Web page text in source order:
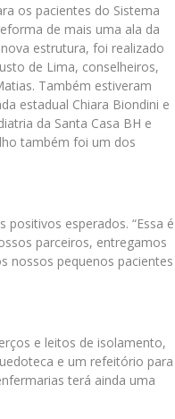
os pacientes do Sistema
de mais uma ala da
estrutura, foi realizado
de Lima, conselheiros,
Também estiveram
estadual Chiara Biondini e
da Santa Casa BH e
também foi um dos
esperados. “Essa é
parceiros, entregamos
nossos pequenos pacientes
e leitos de isolamento,
e um refeitório para
terá ainda uma